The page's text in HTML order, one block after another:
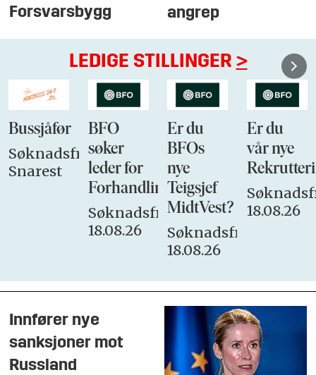
Forsvarsbygg
angrep
LEDIGE STILLINGER >
Bussjåfør
Søknadsfrist:
Snarest
BFO
søker
leder for
Forhandlingsutvalget
Søknadsfrist:
18.08.26
Er du
BFOs
nye
Teigsjef
MidtVest?
Søknadsfrist:
18.08.26
Er du
vår nye
18.08.26
Innfører nye
sanksjoner mot
Russland